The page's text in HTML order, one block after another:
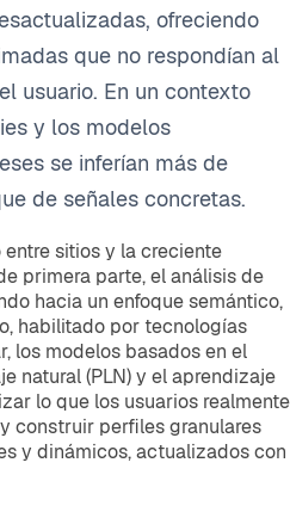
ofreciendo
que no respondían al
usuario. En un contexto
y los modelos
se inferían más de
de señales concretas.
sitios y la creciente
primera parte, el análisis de
hacia un enfoque semántico,
habilitado por tecnologías
los modelos basados en el
natural (PLN) y el aprendizaje
lo que los usuarios realmente
construir perfiles granulares
y dinámicos, actualizados